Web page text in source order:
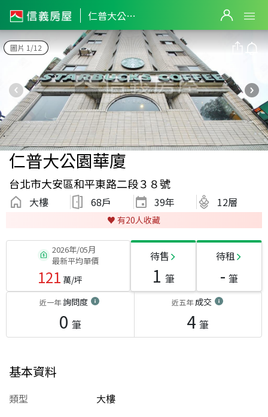
仁普大公園華廈
圖片 1/12
仁普大公園華廈
台北市大安區和平東路二段３８號
大樓 68戶 39年 12層
♥️ 有20人收藏
2026年/05月
最新平均單價
121 萬/坪
待售
1 筆
待租
- 筆
近一年詢問度
0 筆
近五年成交
4 筆
基本資料
類型
大樓